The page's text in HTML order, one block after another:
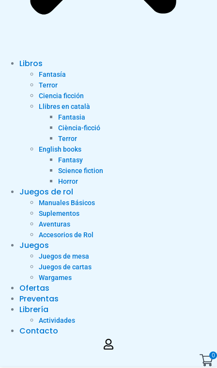
Libros
Fantasía
Terror
Ciencia ficción
Llibres en català
Fantasia
Ciència-ficció
Terror
English books
Fantasy
Science fiction
Horror
Juegos de rol
Manuales Básicos
Suplementos
Aventuras
Accesorios de Rol
Juegos
Juegos de mesa
Juegos de cartas
Wargames
Ofertas
Preventas
Librería
Actividades
Contacto
0